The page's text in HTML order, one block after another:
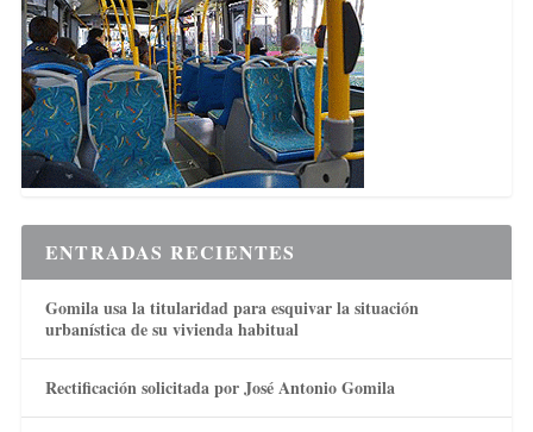
ENTRADAS RECIENTES
Gomila usa la titularidad para esquivar la situación
urbanística de su vivienda habitual
Rectificación solicitada por José Antonio Gomila